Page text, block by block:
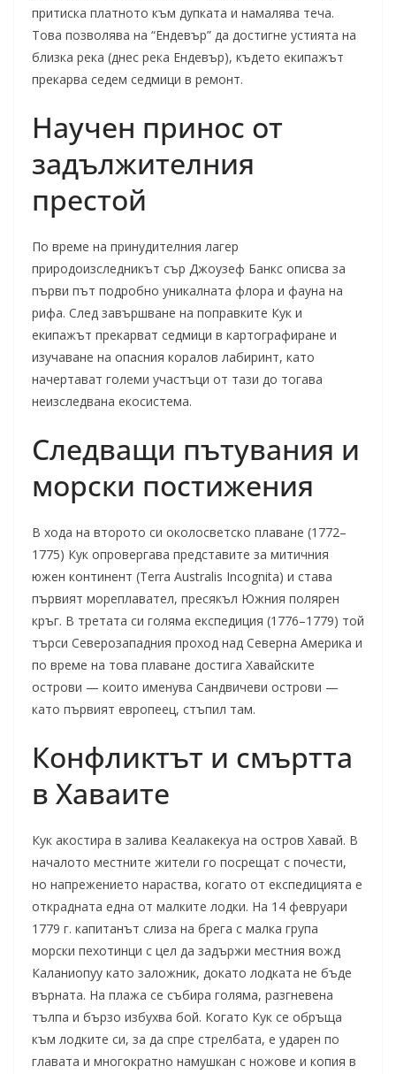
притиска платното към дупката и намалява теча.
Това позволява на “Ендевър” да достигне устията на
близка река (днес река Ендевър), където екипажът
прекарва седем седмици в ремонт.
Научен принос от
задължителния
престой
По време на принудителния лагер
природоизследникът сър Джоузеф Банкс описва за
първи път подробно уникалната флора и фауна на
рифа. След завършване на поправките Кук и
екипажът прекарват седмици в картографиране и
изучаване на опасния коралов лабиринт, като
начертават големи участъци от тази до тогава
неизследвана екосистема.
Следващи пътувания и
морски постижения
В хода на второто си околосветско плаване (1772–
1775) Кук опровергава представите за митичния
южен континент (Terra Australis Incognita) и става
първият мореплавател, пресякъл Южния полярен
кръг. В третата си голяма експедиция (1776–1779) той
търси Северозападния проход над Северна Америка и
по време на това плаване достига Хавайските
острови — които именува Сандвичеви острови —
като първият европеец, стъпил там.
Конфликтът и смъртта
в Хаваите
Кук акостира в залива Кеалакекуа на остров Хавай. В
началото местните жители го посрещат с почести,
но напрежението нараства, когато от експедицията е
открадната една от малките лодки. На 14 февруари
1779 г. капитанът слиза на брега с малка група
морски пехотинци с цел да задържи местния вожд
Каланиопуу като заложник, докато лодката не бъде
върната. На плажа се събира голяма, разгневена
тълпа и бързо избухва бой. Когато Кук се обръща
към лодките си, за да спре стрелбата, е ударен по
главата и многократно намушкан с ножове и копия в